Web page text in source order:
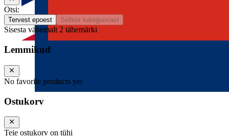
Otsi:
Tervest epoest Sellest kategooriast
Sisesta vähemalt 2 tähemärki
Lemmikud
No favorite products yet
Ostukorv
Teie ostukorv on tühi